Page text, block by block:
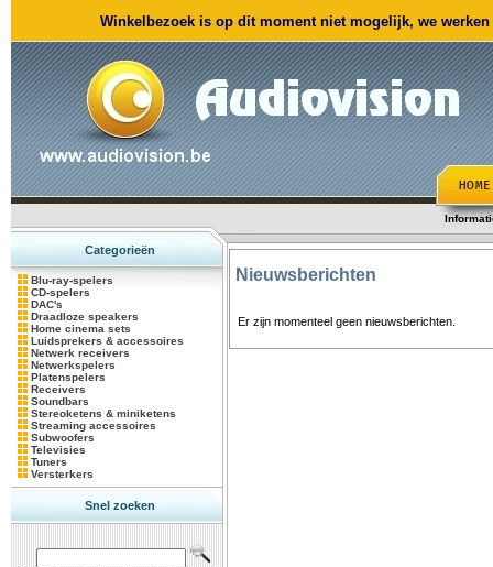
Winkelbezoek is op dit moment niet mogelijk, we
Categorieën
Blu-ray-spelers
CD-spelers
DAC's
Draadloze speakers
Home cinema sets
Luidsprekers & accessoires
Netwerk receivers
Netwerkspelers
Platenspelers
Receivers
Soundbars
Stereoketens & miniketens
Streaming accessoires
Subwoofers
Televisies
Tuners
Versterkers
Snel zoeken
Nieuwsberichten
Er zijn momenteel geen nieuwsberichten.